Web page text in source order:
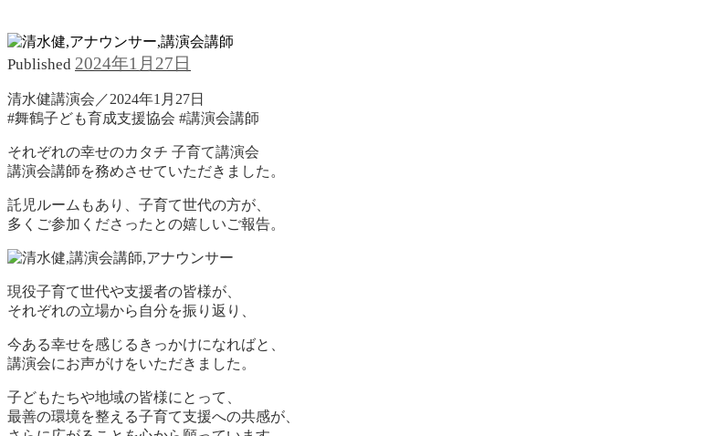
Published 2024年1月27日
清水健講演会／2024年1月27日
#舞鶴子ども育成支援協会 #講演会講師
それぞれの幸せのカタチ 子育て講演会
講演会講師を務めさせていただきました。
託児ルームもあり、子育て世代の方が、
多くご参加くださったとの嬉しいご報告。
現役子育て世代や支援者の皆様が、
それぞれの立場から自分を振り返り、
今ある幸せを感じるきっかけになればと、
講演会にお声がけをいただきました。
子どもたちや地域の皆様にとって、
最善の環境を整える子育て支援への共感が、